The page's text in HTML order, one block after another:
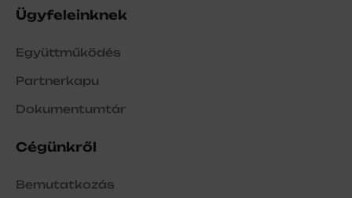
Ügyfeleinknek
Együttműködés
Partnerkapu
Dokumentumtár
Cégünkről
Bemutatkozás